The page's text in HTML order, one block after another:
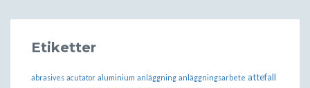
Etiketter
abrasives acutator aluminium anläggning anläggningsarbete attefall